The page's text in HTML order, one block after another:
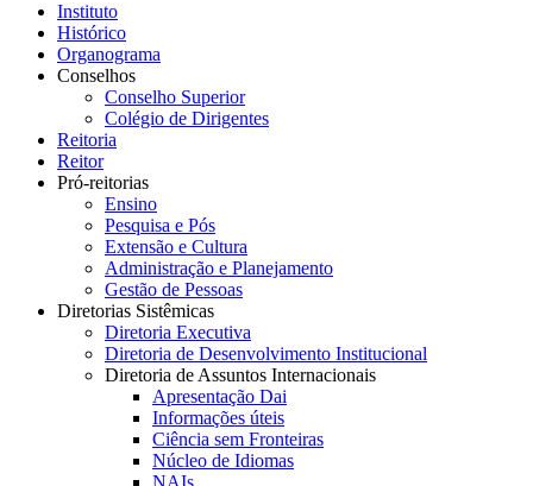
Instituto
Histórico
Organograma
Conselhos
Conselho Superior
Colégio de Dirigentes
Reitoria
Reitor
Pró-reitorias
Ensino
Pesquisa e Pós
Extensão e Cultura
Administração e Planejamento
Gestão de Pessoas
Diretorias Sistêmicas
Diretoria Executiva
Diretoria de Desenvolvimento Institucional
Diretoria de Assuntos Internacionais
Apresentação Dai
Informações úteis
Ciência sem Fronteiras
Núcleo de Idiomas